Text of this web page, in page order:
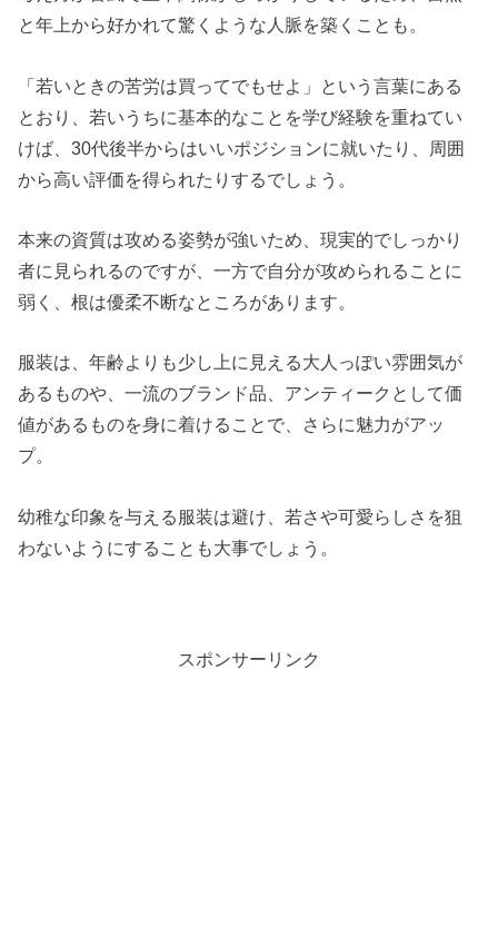
と年上から好かれて驚くような人脈を築くことも。
「若いときの苦労は買ってでもせよ」という言葉にある
とおり、若いうちに基本的なことを学び経験を重ねてい
けば、30代後半からはいいポジションに就いたり、周囲
から高い評価を得られたりするでしょう。
本来の資質は攻める姿勢が強いため、現実的でしっかり
者に見られるのですが、一方で自分が攻められることに
弱く、根は優柔不断なところがあります。
服装は、年齢よりも少し上に見える大人っぽい雰囲気が
あるものや、一流のブランド品、アンティークとして価
値があるものを身に着けることで、さらに魅力がアッ
プ。
幼稚な印象を与える服装は避け、若さや可愛らしさを狙
わないようにすることも大事でしょう。
スポンサーリンク